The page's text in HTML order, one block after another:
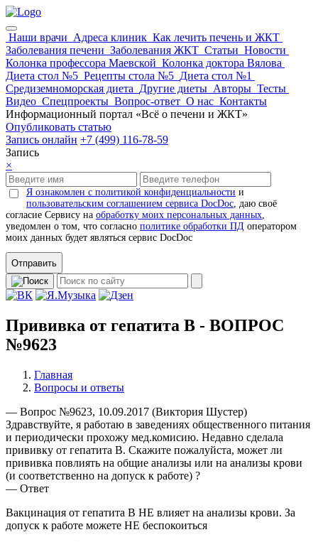
Наши врачи Адреса клиник Как лечить печень и ЖКТ
Заболевания печени Заболевания ЖКТ Статьи Новости
Колонка профессора Маевской Колонка доктора Вялова
Диета стол №5 Рецепты стола №5 Диета стол №1
Средиземноморская диета Другие диеты Авторы Тесты
Видео Спецпроекты Вопрос-ответ О нас Контакты
Информационный портал «Всё о печени и ЖКТ»
Опубликовать статью
Запись онлайн +7 (499) 116-78-59
Запись
×
Я ознакомлен с политикой конфиденциальности и
пользовательским соглашением сервиса DocDoc, даю своё
согласие Сервису на обработку моих персональных данных,
уведомлен о том, что согласно политике обработки ПД оператором
моих данных будет являться сервис DocDoc
Отправить
Прививка от гепатита В - ВОПРОС
№9623
Главная
Вопросы и ответы
— Вопрос №9623, 10.09.2017 (Виктория Шустер)
Здравствуйте, я работаю в заведениях общественного питания
и периодически прохожу мед.комисию. Недавно сделала
прививку от гепатита В. Скажите пожалуйста, может ли
прививка повлиять на общие анализы или на анализы крови
(и соответственно на допуск к работе) ?
— Ответ
Вакцинация от гепатита В НЕ влияет на анализы крови. За
допуск к работе можете НЕ беспокоиться